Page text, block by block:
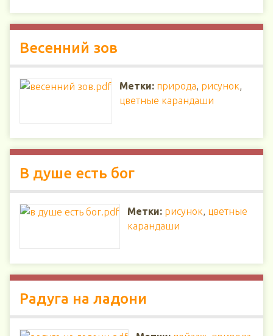
Весенний зов
Метки: природа, рисунок,
цветные карандаши
В душе есть бог
Метки: рисунок, цветные
карандаши
Радуга на ладони